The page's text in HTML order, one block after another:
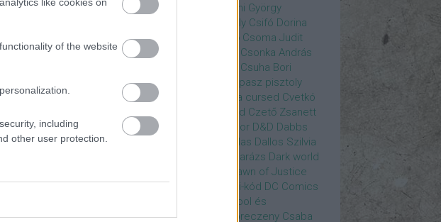
of the website
including
other user protection.
Attila
Csere Ágnes
Cserhalmi György
Csiby Gergely Csifó Dorina
Csillagok Háborúja
Csodanő Csoma Judit
Csomós Mari
Csonka András
Csuha Bori
Csuha Lajos
Csupasz pisztoly
Csurka László
Csűrös Karola cursed Cvetkó
Czető Roland Czető Zsanett
Czigány Judit
Czvetkó Sándor D&D Dabbs
Greer
Dallas Dallos Szilvia
Darázs Dark world
Dawn of Justice
Days of Future Past
Da Vinci-kód DC Comics
Deadpool és
Rozsomák Dead To Me
Debreczeny Csaba